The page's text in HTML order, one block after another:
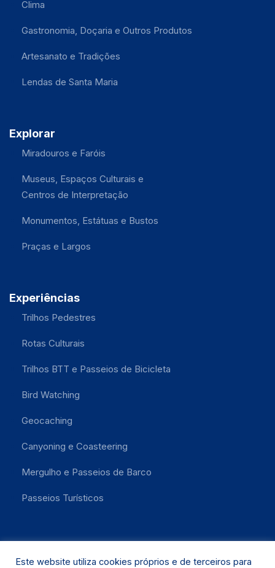
Clima
Gastronomia, Doçaria e Outros Produtos
Artesanato e Tradições
Lendas de Santa Maria
Explorar
Miradouros e Faróis
Museus, Espaços Culturais e
Centros de Interpretação
Monumentos, Estátuas e Bustos
Praças e Largos
Experiências
Trilhos Pedestres
Rotas Culturais
Trilhos BTT e Passeios de Bicicleta
Bird Watching
Geocaching
Canyoning e Coasteering
Mergulho e Passeios de Barco
Passeios Turísticos
Este website utiliza cookies próprios e de terceiros para